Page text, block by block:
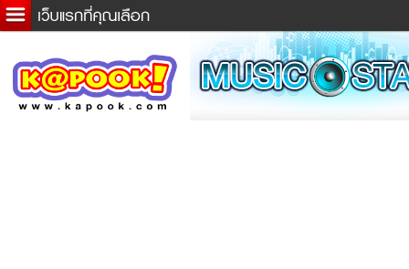
ข่าวด่วน
ละคร